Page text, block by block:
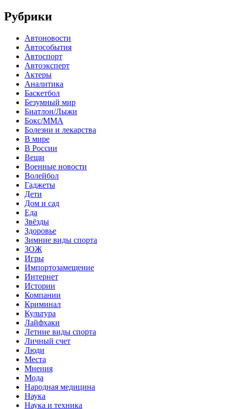
Рубрики
Автоновости
Автособытия
Автоспорт
Автоэксперт
Актеры
Аналитика
Баскетбол
Безумный мир
Биатлон/Лыжи
Бокс/MMA
Болезни и лекарства
В мире
В России
Вещи
Военные новости
Волейбол
Гаджеты
Дети
Дом и сад
Еда
Звёзды
Здоровье
Зимние виды спорта
ЗОЖ
Игры
Импортозамещение
Интернет
Истории
Компании
Криминал
Культура
Лайфхаки
Летние виды спорта
Личный счет
Люди
Места
Мнения
Мода
Народная медицина
Наука
Наука и техника